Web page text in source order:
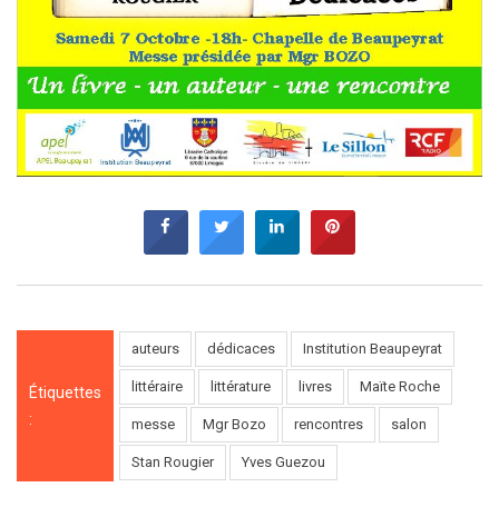
Étiquettes
:
auteurs dédicaces Institution Beaupeyrat
littéraire littérature livres Maïte Roche
messe Mgr Bozo rencontres salon
Stan Rougier Yves Guezou